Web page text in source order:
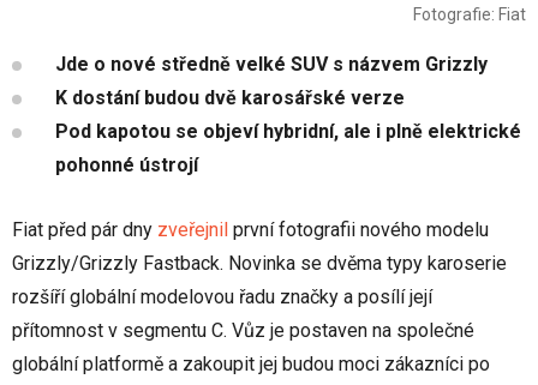
Fotografie: Fiat
Jde o nové středně velké SUV s názvem Grizzly
K dostání budou dvě karosářské verze
Pod kapotou se objeví hybridní, ale i plně elektrické
pohonné ústrojí
Fiat před pár dny zveřejnil první fotografii nového modelu
Grizzly/Grizzly Fastback. Novinka se dvěma typy karoserie
rozšíří globální modelovou řadu značky a posílí její
přítomnost v segmentu C. Vůz je postaven na společné
globální platformě a zakoupit jej budou moci zákazníci po